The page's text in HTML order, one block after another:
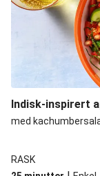
Indisk-inspirert
med
RASK